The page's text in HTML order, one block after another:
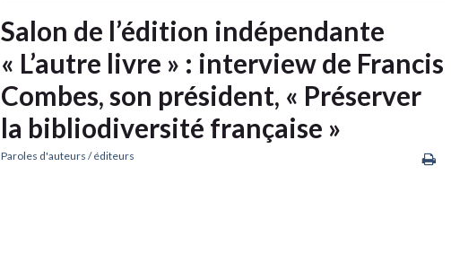
Salon de l’édition indépendante
« L’autre livre » : interview de Francis
Combes, son président, « Préserver
la bibliodiversité française »
Paroles d'auteurs / éditeurs